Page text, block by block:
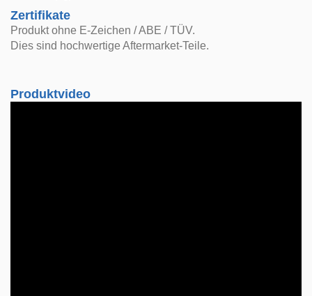
Zertifikate
Produkt ohne E-Zeichen / ABE / TÜV.
Dies sind hochwertige Aftermarket-Teile.
Produktvideo